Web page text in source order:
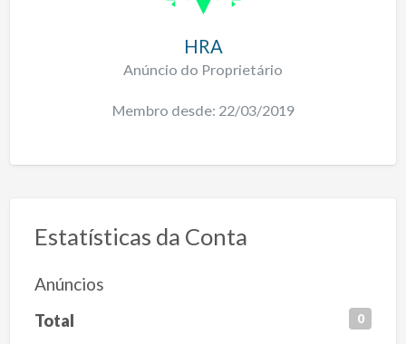
HRA
Anúncio do Proprietário
Membro desde: 22/03/2019
Estatísticas da Conta
Anúncios
Total 0